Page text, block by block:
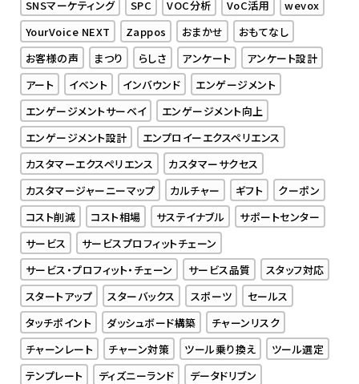
SNSマーケティング
SPC VOC分析 VoC活用
wevox
YourVoice NEXT
Zappos おまかせ
おもてなし
お客様の声
まつり らしさ アンケート
アンケート設計
アート
イベント インバウンド
エンゲージメント
エンゲージメントサーベイ
エンゲージメント向上
エンゲージメント設計
エンプロイーエクスペリエンス
カスタマーエクスペリエンス
カスタマーサクセス
カスタマージャーニーマップ
カルチャー ギフト
クーポン
コスト削減
コスト相場 サステイナブル
サポートセンター
サービス
サービスプロフィットチェーン
サービス・プロフィット・チェーン
サービス品質
スタッフ対応
スタートアップ
スターバックス スポーツ
セールス
タッチポイント
ダッシュボード構築
チャーンリスク
チャーンレート
チャーン対策 ツール乗り換え
ツール選定
テンプレート
ディズニーランド
データドリブン